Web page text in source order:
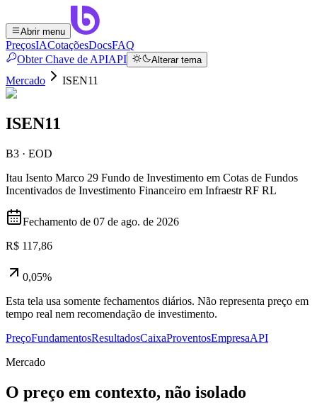
Abrir menu
PreçosIACotaçõesDocsFAQ
Obter Chave de APIAPI Alterar tema
Mercado ISEN11
ISEN11
B3 · EOD
Itau Isento Marco 29 Fundo de Investimento em Cotas de Fundos
Incentivados de Investimento Financeiro em Infraestr RF RL
Fechamento de 07 de ago. de 2026
R$ 117,86
0,05%
Esta tela usa somente fechamentos diários. Não representa preço em
tempo real nem recomendação de investimento.
PreçoFundamentosResultadosCaixaProventosEmpresaAPI
Mercado
O preço em contexto, não isolado